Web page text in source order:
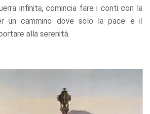
infinita, comincia fare i conti con la
un cammino dove solo la pace e il
alla serenità.